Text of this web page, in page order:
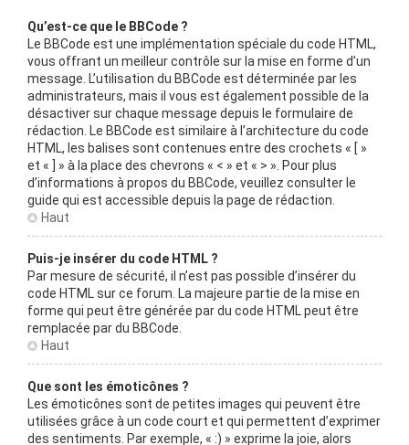
Qu’est-ce que le BBCode ?
Le BBCode est une implémentation spéciale du code HTML,
vous offrant un meilleur contrôle sur la mise en forme d’un
message. L’utilisation du BBCode est déterminée par les
administrateurs, mais il vous est également possible de la
désactiver sur chaque message depuis le formulaire de
rédaction. Le BBCode est similaire à l’architecture du code
HTML, les balises sont contenues entre des crochets « [ »
et « ] » à la place des chevrons « < » et « > ». Pour plus
d’informations à propos du BBCode, veuillez consulter le
guide qui est accessible depuis la page de rédaction.
Haut
Puis-je insérer du code HTML ?
Par mesure de sécurité, il n’est pas possible d’insérer du
code HTML sur ce forum. La majeure partie de la mise en
forme qui peut être générée par du code HTML peut être
remplacée par du BBCode.
Haut
Que sont les émoticônes ?
Les émoticônes sont de petites images qui peuvent être
utilisées grâce à un code court et qui permettent d’exprimer
des sentiments. Par exemple, « :) » exprime la joie, alors